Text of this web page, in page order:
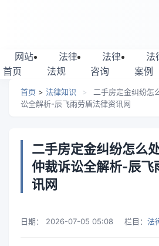
网站
首页
法律
法规
法律
咨询
法
案例
首页 > 法律知识 >
二手房定金纠纷怎
讼全解析-辰飞雨劳盾法律资讯网
二手房定金纠纷怎么
仲裁诉讼全解析-辰飞
讯网
日期： 2026-07-05 05:08 栏目： 法